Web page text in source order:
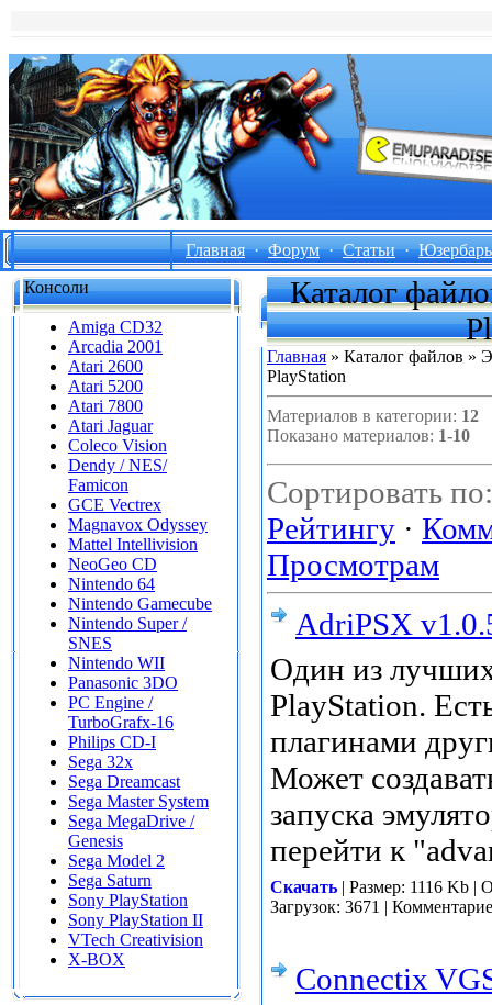
Главная·Форум·Статьи·
Консоли
Amiga CD32
Arcadia 2001
Atari 2600
Atari 5200
Atari 7800
Atari Jaguar
Coleco Vision
Dendy / NES/
Famicon
GCE Vectrex
Magnavox Odyssey
Mattel Intellivision
NeoGeo CD
Nintendo 64
Nintendo Gamecube
Nintendo Super /
SNES
Nintendo WII
Panasonic 3DO
PC Engine /
TurboGrafx-16
Philips CD-I
Sega 32x
Sega Dreamcast
Sega Master System
Sega MegaDrive /
Genesis
Sega Model 2
Sega Saturn
Sony PlayStation
Sony PlayStation II
VTech Creativision
X-BOX
Каталог
Главная » Каталог файлов »
PlayStation
Материалов в категории: 12
Показано материалов: 1-10
Сортировать по:
Рейтингу ·
Просмотрам
AdriPSX
Один из
PlayStation.
плагинами
Может
запуска
перейти к
Скачать | Размер: 1116 Kb |
Загрузок: 3671 |
Connectix